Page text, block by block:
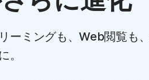
ーミングも、Web閲覧も
。